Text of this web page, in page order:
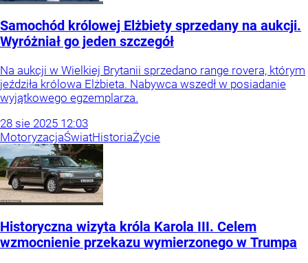
Samochód królowej Elżbiety sprzedany na aukcji.
Wyróżniał go jeden szczegół
Na aukcji w Wielkiej Brytanii sprzedano range rovera, którym
jeździła królowa Elżbieta. Nabywca wszedł w posiadanie
wyjątkowego egzemplarza.
28 sie 2025 12:03
MotoryzacjaŚwiatHistoriaŻycie
Historyczna wizyta króla Karola III. Celem
wzmocnienie przekazu wymierzonego w Trumpa